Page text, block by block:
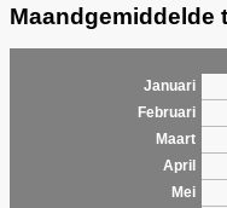
Maandgemiddelde
Januari
Februari
Maart
April
Mei